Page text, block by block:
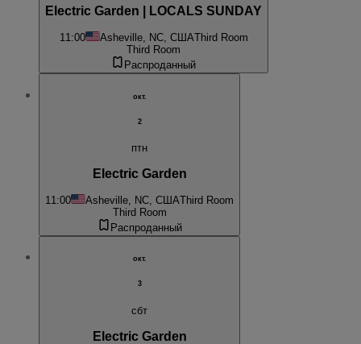
Electric Garden | LOCALS SUNDAY
11:00 Asheville, NC, СШАThird Room
Third Room
Распроданный
окт.
2
птн
Electric Garden
11:00 Asheville, NC, СШАThird Room
Third Room
Распроданный
окт.
3
сбт
Electric Garden